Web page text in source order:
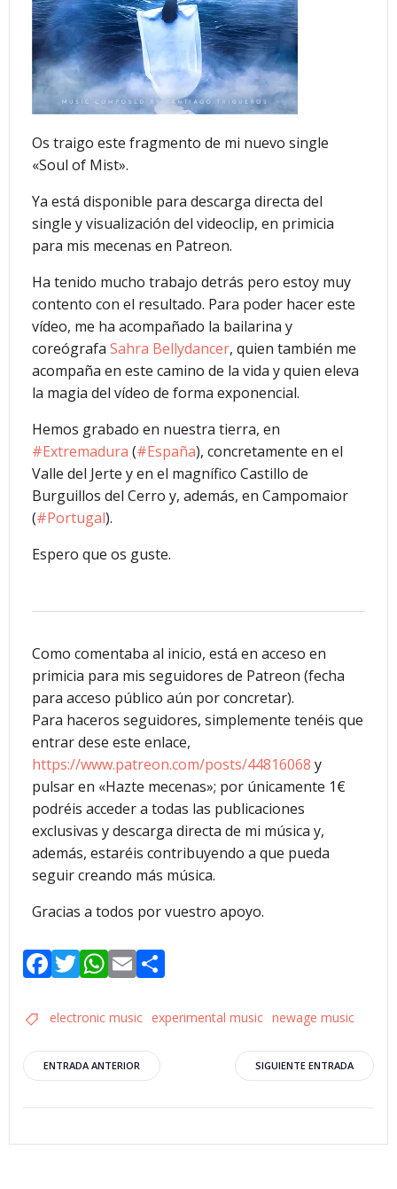
Os traigo este fragmento de mi nuevo single
«Soul of Mist».
Ya está disponible para descarga directa del
single y visualización del videoclip, en primicia
para mis mecenas en Patreon.
Ha tenido mucho trabajo detrás pero estoy muy
contento con el resultado. Para poder hacer este
vídeo, me ha acompañado la bailarina y
coreógrafa Sahra Bellydancer, quien también me
acompaña en este camino de la vida y quien eleva
la magia del vídeo de forma exponencial.
Hemos grabado en nuestra tierra, en
#Extremadura (#España), concretamente en el
Valle del Jerte y en el magnífico Castillo de
Burguillos del Cerro y, además, en Campomaior
(#Portugal).
Espero que os guste.
Como comentaba al inicio, está en acceso en
primicia para mis seguidores de Patreon (fecha
para acceso público aún por concretar).
Para haceros seguidores, simplemente tenéis que
entrar dese este enlace,
https://www.patreon.com/posts/44816068 y
pulsar en «Hazte mecenas»; por únicamente 1€
podréis acceder a todas las publicaciones
exclusivas y descarga directa de mi música y,
además, estaréis contribuyendo a que pueda
seguir creando más música.
Gracias a todos por vuestro apoyo.
Facebook
Twitter
WhatsApp
Email
electronic music experimental music newage music
ENTRADA ANTERIOR SIGUIENTE ENTRADA